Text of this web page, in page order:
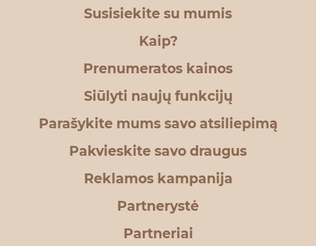
Susisiekite su mumis
Kaip?
Prenumeratos kainos
Siūlyti naujų funkcijų
Parašykite mums savo atsiliepimą
Pakvieskite savo draugus
Reklamos kampanija
Partnerystė
Partneriai